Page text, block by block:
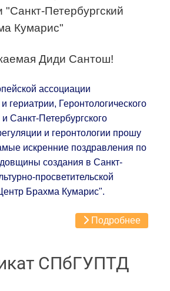
"Санкт-Петербургский
Кумарис"
Диди Сантош!
ассоциации
гериатрии, Геронтологического
Санкт-Петербургского
и геронтологии прошу
искренние поздравления по
создания в Санкт-
просветительской
Брахма Кумарис".
Подробнее
СПбГУПТД